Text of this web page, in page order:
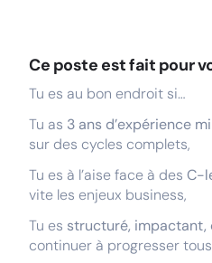
Ce poste est fait pour
Tu es au bon endroit si…
Tu as 3 ans d’expérience
sur des cycles complets,
Tu es à l’aise face à des C-
vite les enjeux business,
Tu es structuré, impactant,
continuer à progresser